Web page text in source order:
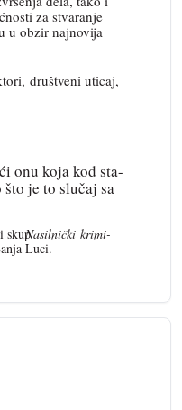
za stvaranje
u obzir najnovija
društveni uticaj,
onu koja kod sta-
je to slučaj sa
skupNasilnički krimi-
Luci.